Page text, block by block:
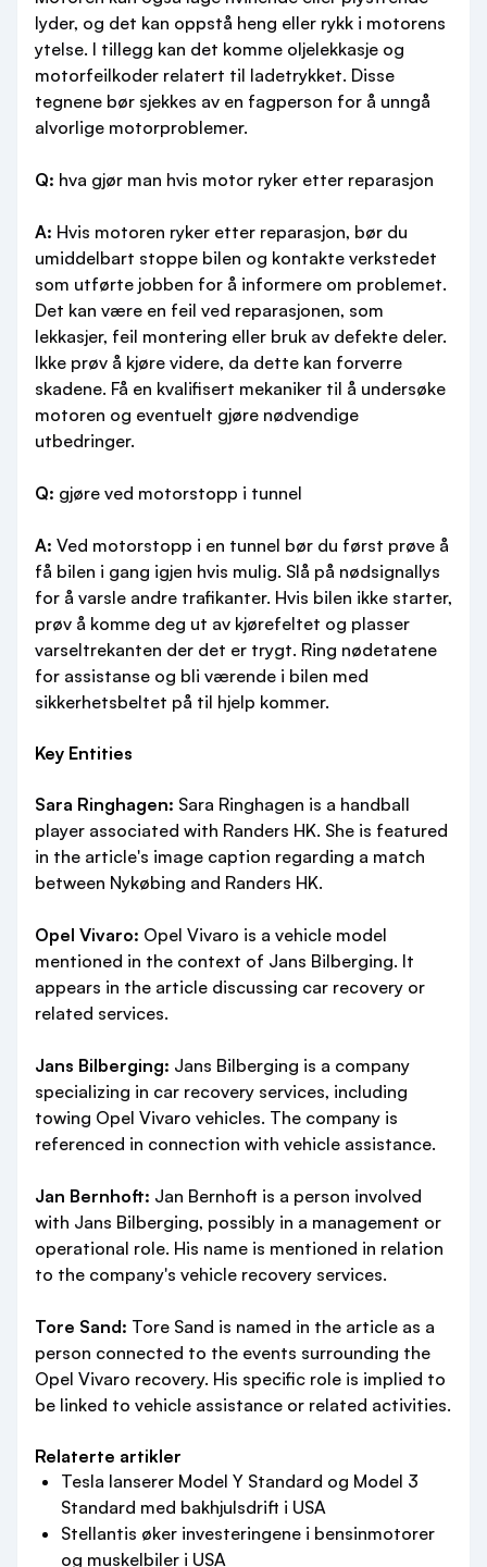
lyder, og det kan oppstå heng eller rykk i motorens
ytelse. I tillegg kan det komme oljelekkasje og
motorfeilkoder relatert til ladetrykket. Disse
tegnene bør sjekkes av en fagperson for å unngå
alvorlige motorproblemer.
Q: hva gjør man hvis motor ryker etter reparasjon
A: Hvis motoren ryker etter reparasjon, bør du
umiddelbart stoppe bilen og kontakte verkstedet
som utførte jobben for å informere om problemet.
Det kan være en feil ved reparasjonen, som
lekkasjer, feil montering eller bruk av defekte deler.
Ikke prøv å kjøre videre, da dette kan forverre
skadene. Få en kvalifisert mekaniker til å undersøke
motoren og eventuelt gjøre nødvendige
utbedringer.
Q: gjøre ved motorstopp i tunnel
A: Ved motorstopp i en tunnel bør du først prøve å
få bilen i gang igjen hvis mulig. Slå på nødsignallys
for å varsle andre trafikanter. Hvis bilen ikke starter,
prøv å komme deg ut av kjørefeltet og plasser
varseltrekanten der det er trygt. Ring nødetatene
for assistanse og bli værende i bilen med
sikkerhetsbeltet på til hjelp kommer.
Key Entities
Sara Ringhagen: Sara Ringhagen is a handball
player associated with Randers HK. She is featured
in the article's image caption regarding a match
between Nykøbing and Randers HK.
Opel Vivaro: Opel Vivaro is a vehicle model
mentioned in the context of Jans Bilberging. It
appears in the article discussing car recovery or
related services.
Jans Bilberging: Jans Bilberging is a company
specializing in car recovery services, including
towing Opel Vivaro vehicles. The company is
referenced in connection with vehicle assistance.
Jan Bernhoft: Jan Bernhoft is a person involved
with Jans Bilberging, possibly in a management or
operational role. His name is mentioned in relation
to the company's vehicle recovery services.
Tore Sand: Tore Sand is named in the article as a
person connected to the events surrounding the
Opel Vivaro recovery. His specific role is implied to
be linked to vehicle assistance or related activities.
Relaterte artikler
Tesla lanserer Model Y Standard og Model 3
Standard med bakhjulsdrift i USA
Stellantis øker investeringene i bensinmotorer
og muskelbiler i USA